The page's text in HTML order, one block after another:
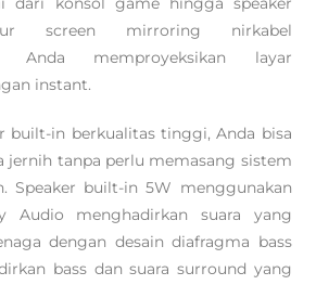
screen mirroring nirkabel
Anda memproyeksikan layar
instant.
built-in berkualitas tinggi, Anda bisa
jernih tanpa perlu memasang sistem
Speaker built-in 5W menggunakan
Audio menghadirkan suara yang
dengan desain diafragma bass
bass dan suara surround yang